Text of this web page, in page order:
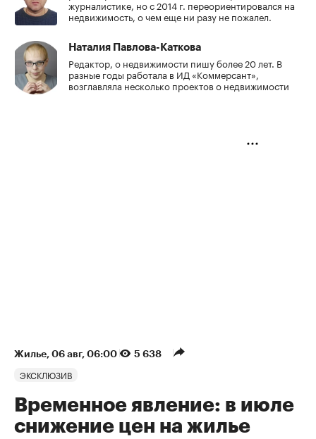
журналистике, но с 2014 г. переориентировался на
недвижимость, о чем еще ни разу не пожалел.
Наталия Павлова-Каткова
Редактор, о недвижимости пишу более 20 лет. В
разные годы работала в ИД «Коммерсант»,
возглавляла несколько проектов о недвижимости
Жилье 06 авг, 06:00 5 638
ЭКСКЛЮЗИВ
Временное явление: в июле
снижение цен на жилье